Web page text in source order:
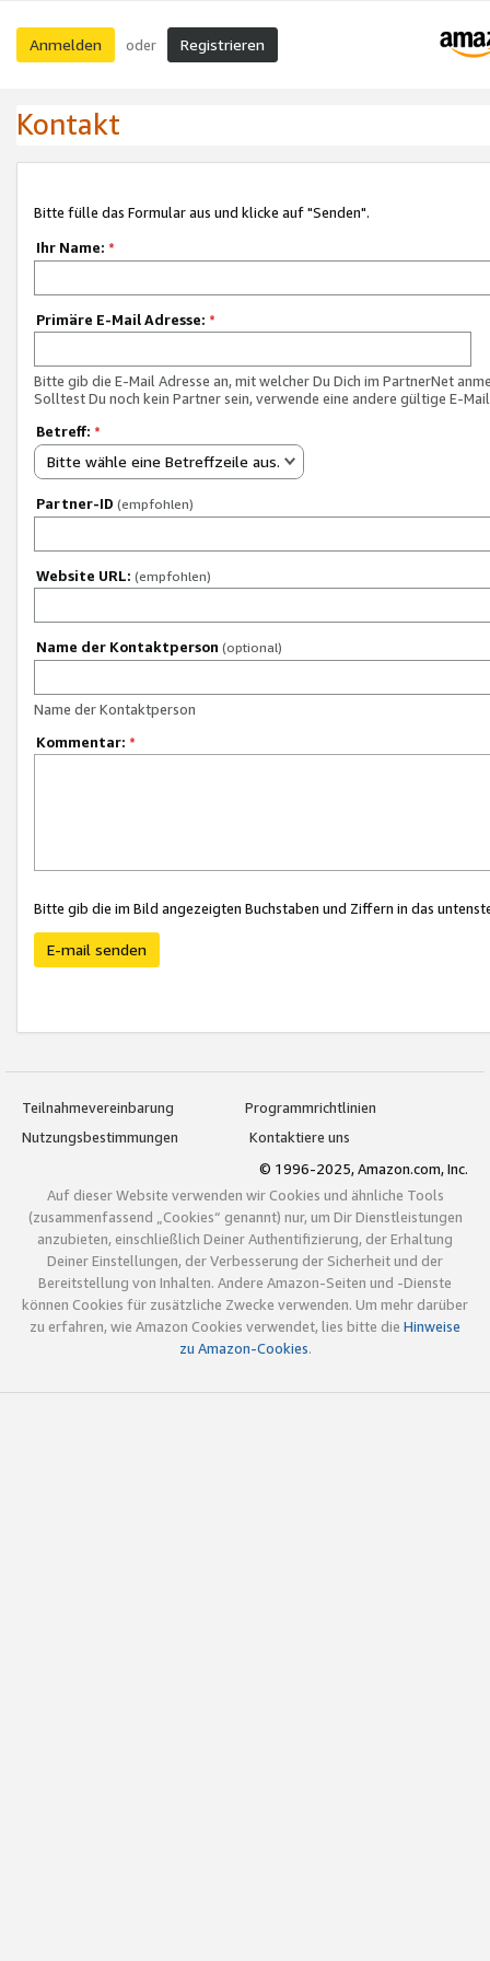
Anmelden oder Registrieren
Kontakt
Bitte fülle das Formular aus und klicke auf "Senden".
Ihr Name: *
Primäre E-Mail Adresse: *
Bitte gib die E-Mail Adresse an, mit welcher Du Dich im PartnerNet
Solltest Du noch kein Partner sein, verwende eine andere gültige E-
Betreff: *
Bitte wähle eine Betreffzeile aus.
Partner-ID (empfohlen)
Website URL: (empfohlen)
Name der Kontaktperson (optional)
Name der Kontaktperson
Kommentar: *
Bitte gib die im Bild angezeigten Buchstaben und Ziffern in das
E-mail senden
Teilnahmevereinbarung
Programmrichtlinien
Nutzungsbestimmungen
Kontaktiere uns
© 1996-2025, Amazon.com, Inc.
Auf dieser Website verwenden wir Cookies und ähnliche Tools
(zusammenfassend „Cookies“ genannt) nur, um Dir Dienstleistungen
anzubieten, einschließlich Deiner Authentifizierung, der Erhaltung
Deiner Einstellungen, der Verbesserung der Sicherheit und der
Bereitstellung von Inhalten. Andere Amazon-Seiten und -Dienste
können Cookies für zusätzliche Zwecke verwenden. Um mehr darüber
zu erfahren, wie Amazon Cookies verwendet, lies bitte die Hinweise
zu Amazon-Cookies.